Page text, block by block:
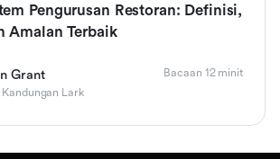
Pengurusan Restoran: Definisi,
Amalan Terbaik
Grant
Kandungan Lark
Bacaan 12 minit